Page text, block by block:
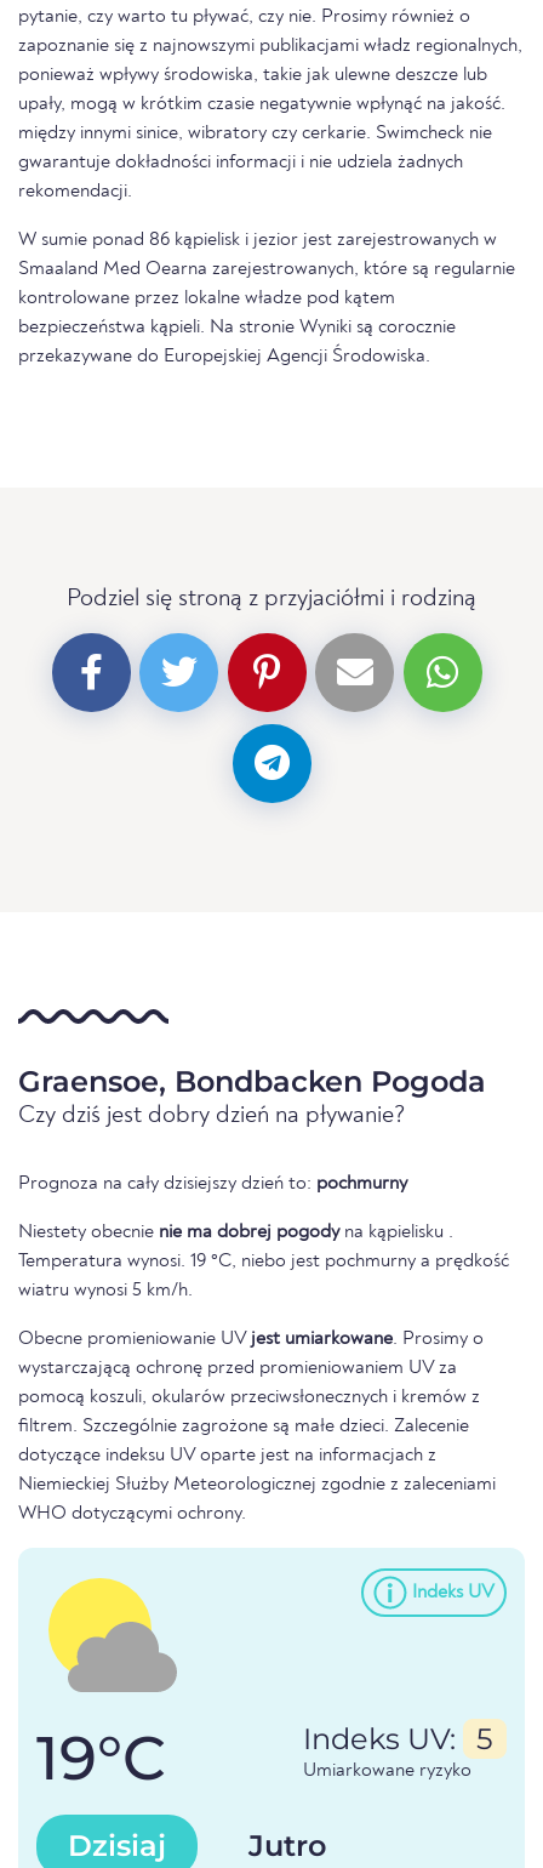
pytanie, czy warto tu pływać, czy nie. Prosimy również o
zapoznanie się z najnowszymi publikacjami władz regionalnych,
ponieważ wpływy środowiska, takie jak ulewne deszcze lub
upały, mogą w krótkim czasie negatywnie wpłynąć na jakość.
między innymi sinice, wibratory czy cerkarie. Swimcheck nie
gwarantuje dokładności informacji i nie udziela żadnych
rekomendacji.
W sumie ponad 86 kąpielisk i jezior jest zarejestrowanych w
Smaaland Med Oearna zarejestrowanych, które są regularnie
kontrolowane przez lokalne władze pod kątem
bezpieczeństwa kąpieli. Na stronie Wyniki są corocznie
przekazywane do Europejskiej Agencji Środowiska.
Podziel się stroną z przyjaciółmi i rodziną
Graensoe, Bondbacken Pogoda
Czy dziś jest dobry dzień na pływanie?
Prognoza na cały dzisiejszy dzień to: pochmurny
Niestety obecnie nie ma dobrej pogodyna kąpielisku .
Temperatura wynosi. 19 °C, niebo jest pochmurny a prędkość
wiatru wynosi 5 km/h.
Obecne promieniowanie UV jest umiarkowane. Prosimy o
wystarczającą ochronę przed promieniowaniem UV za
pomocą koszuli, okularów przeciwsłonecznych i kremów z
filtrem. Szczególnie zagrożone są małe dzieci. Zalecenie
dotyczące indeksu UV oparte jest na informacjach z
Niemieckiej Służby Meteorologicznej zgodnie z zaleceniami
WHO dotyczącymi ochrony.
Indeks UV
19°C Indeks UV: 5
Umiarkowane ryzyko
Dzisiaj Jutro